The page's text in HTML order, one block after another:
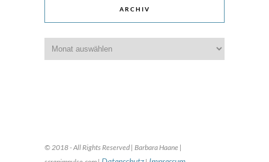
ARCHIV
© 2018 - All Rights Reserved | Barbara Haane |